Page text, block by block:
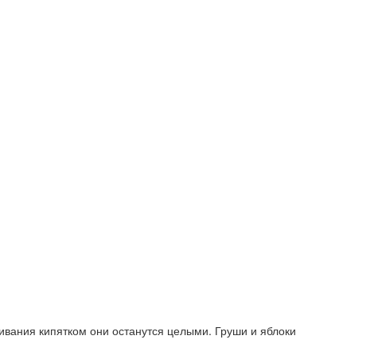
кипятком они останутся целыми. Груши и яблоки